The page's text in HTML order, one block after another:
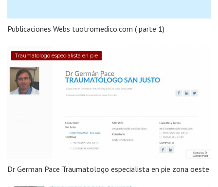
Publicaciones Webs tuotromedico.com ( parte 1)
Traumatologo especialista en pie
Dr German Pace Traumatologo especialista en pie zona oeste